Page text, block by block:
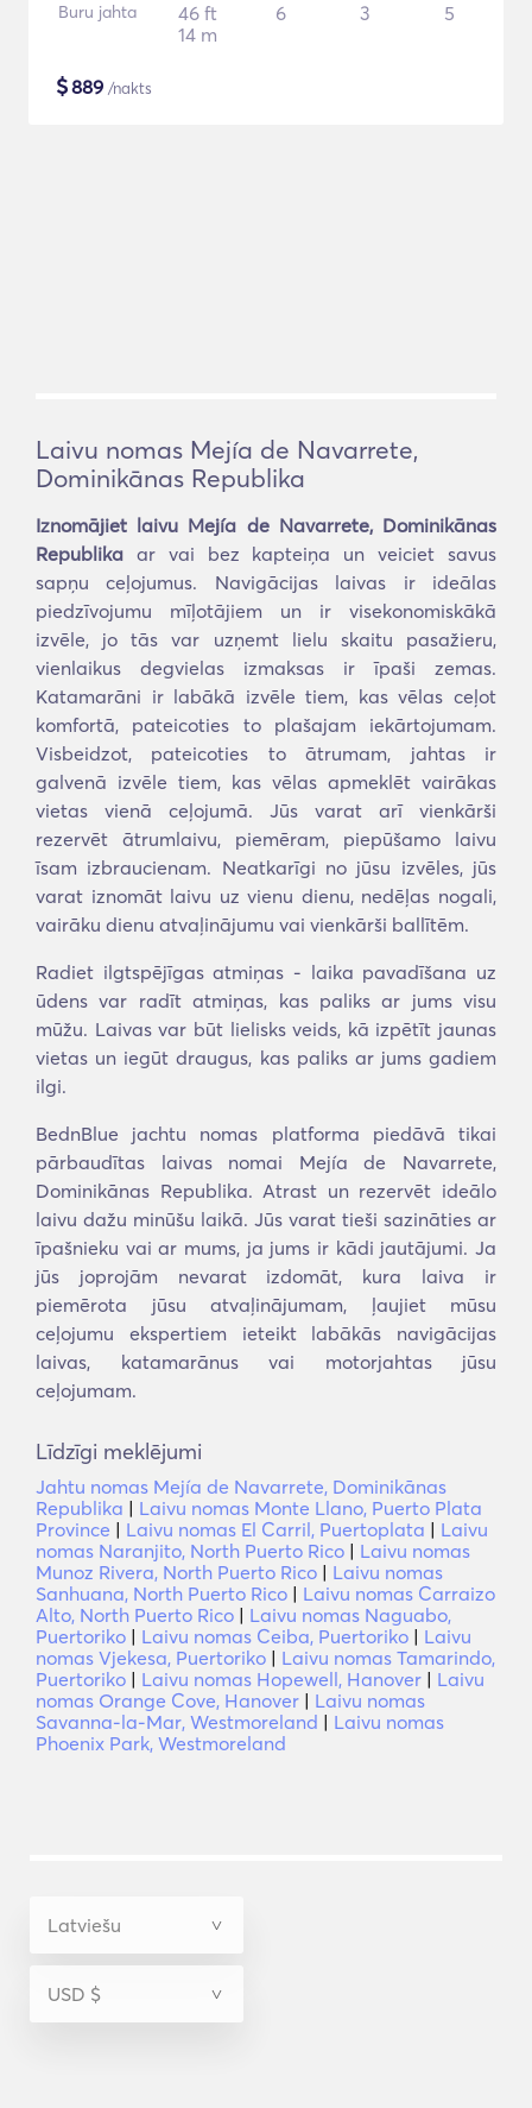
Buru jahta
46 ft
14 m
6 3 5
$889 /nakts
Laivu nomas Mejía de Navarrete,
Dominikānas Republika
Iznomājiet laivu Mejía de Navarrete, Dominikānas
Republika ar vai bez kapteiņa un veiciet savus
sapņu ceļojumus. Navigācijas laivas ir ideālas
piedzīvojumu mīļotājiem un ir visekonomiskākā
izvēle, jo tās var uzņemt lielu skaitu pasažieru,
vienlaikus degvielas izmaksas ir īpaši zemas.
Katamarāni ir labākā izvēle tiem, kas vēlas ceļot
komfortā, pateicoties to plašajam iekārtojumam.
Visbeidzot, pateicoties to ātrumam, jahtas ir
galvenā izvēle tiem, kas vēlas apmeklēt vairākas
vietas vienā ceļojumā. Jūs varat arī vienkārši
rezervēt ātrumlaivu, piemēram, piepūšamo laivu
īsam izbraucienam. Neatkarīgi no jūsu izvēles, jūs
varat iznomāt laivu uz vienu dienu, nedēļas nogali,
vairāku dienu atvaļinājumu vai vienkārši ballītēm.
Radiet ilgtspējīgas atmiņas - laika pavadīšana uz
ūdens var radīt atmiņas, kas paliks ar jums visu
mūžu. Laivas var būt lielisks veids, kā izpētīt jaunas
vietas un iegūt draugus, kas paliks ar jums gadiem
ilgi.
BednBlue jachtu nomas platforma piedāvā tikai
pārbaudītas laivas nomai Mejía de Navarrete,
Dominikānas Republika. Atrast un rezervēt ideālo
laivu dažu minūšu laikā. Jūs varat tieši sazināties ar
īpašnieku vai ar mums, ja jums ir kādi jautājumi. Ja
jūs joprojām nevarat izdomāt, kura laiva ir
piemērota jūsu atvaļinājumam, ļaujiet mūsu
ceļojumu ekspertiem ieteikt labākās navigācijas
laivas, katamarānus vai motorjahtas jūsu
ceļojumam.
Līdzīgi meklējumi
Jahtu nomas Mejía de Navarrete, Dominikānas
Republika | Laivu nomas Monte Llano, Puerto Plata
Province | Laivu nomas El Carril, Puertoplata | Laivu
nomas Naranjito, North Puerto Rico | Laivu nomas
Munoz Rivera, North Puerto Rico | Laivu nomas
Sanhuana, North Puerto Rico | Laivu nomas Carraizo
Alto, North Puerto Rico | Laivu nomas Naguabo,
Puertoriko | Laivu nomas Ceiba, Puertoriko | Laivu
nomas Vjekesa, Puertoriko | Laivu nomas Tamarindo,
Puertoriko | Laivu nomas Hopewell, Hanover | Laivu
nomas Orange Cove, Hanover | Laivu nomas
Savanna-la-Mar, Westmoreland | Laivu nomas
Phoenix Park, Westmoreland